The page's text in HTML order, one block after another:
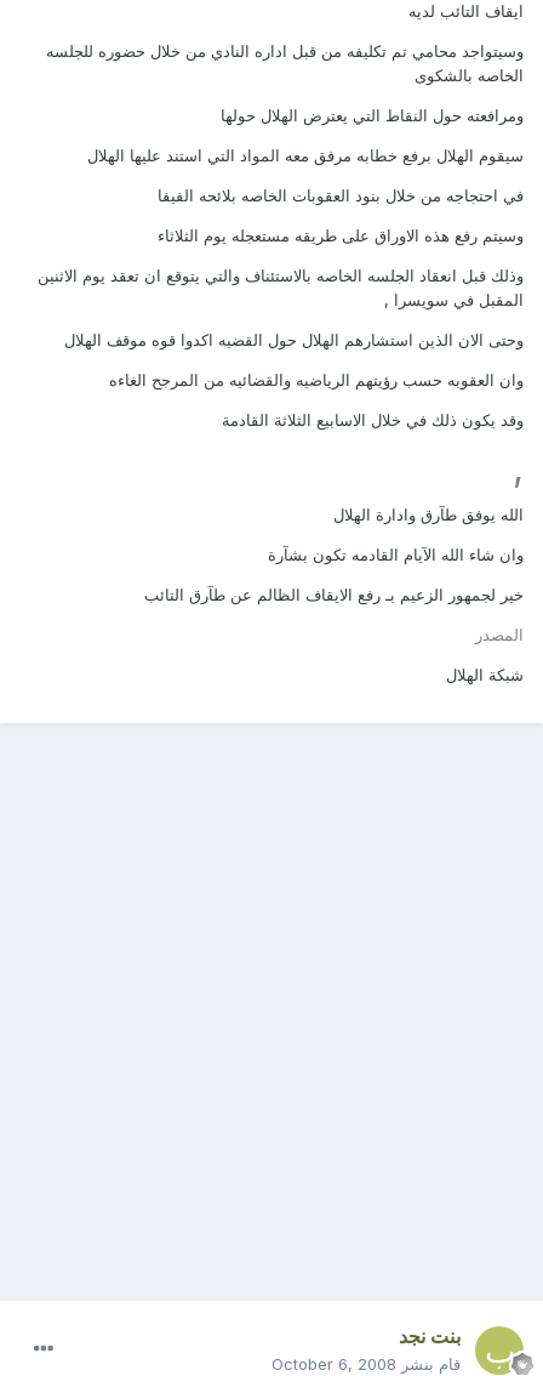
ايقاف التائب لديه
وسيتواجد محامي تم تكليفه من قبل اداره النادي من خلال حضوره للجلسه
الخاصه بالشكوى
ومرافعته حول النقاط التي يعترض الهلال حولها
سيقوم الهلال برفع خطابه مرفق معه المواد التي استند عليها الهلال
في احتجاجه من خلال بنود العقوبات الخاصه بلائحه الفيفا
وسيتم رفع هذه الاوراق على طريقه مستعجله يوم الثلاثاء
وذلك قبل انعقاد الجلسه الخاصه بالاستئناف والتي يتوقع ان تعقد يوم الاثنين
المقبل في سويسرا ,
وحتى الان الذين استشارهم الهلال حول القضيه اكدوا قوه موقف الهلال
وان العقوبه حسب رؤيتهم الرياضيه والقضائيه من المرجح الغاءه
وقد يكون ذلك في خلال الاسابيع الثلاثة القادمة
,
الله يوفق طآرق وادارة الهلال
وان شاء الله الآيام القادمه تكون بشآرة
خير لجمهور الزعيم بـ رفع الايقاف الظالم عن طآرق التائب
المصدر
شبكة الهلال
بنت نجد
قام بنشر October 6, 2008